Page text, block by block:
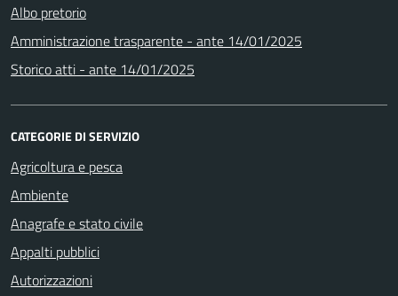
Albo pretorio
Amministrazione trasparente - ante 14/01/2025
Storico atti - ante 14/01/2025
CATEGORIE DI SERVIZIO
Agricoltura e pesca
Ambiente
Anagrafe e stato civile
Appalti pubblici
Autorizzazioni